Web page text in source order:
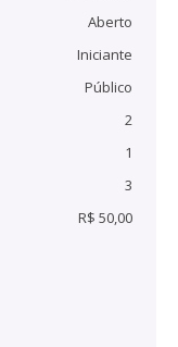
Aberto
Iniciante
Público
2
1
3
R$ 50,00